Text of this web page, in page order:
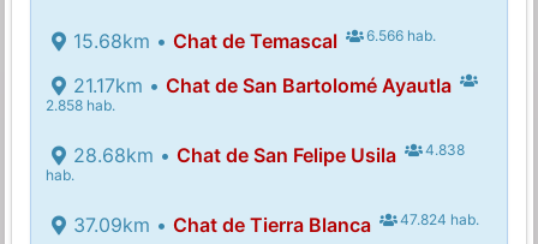
15.68km • Chat de Temascal 6.566 hab.
21.17km • Chat de San Bartolomé Ayautla
2.858 hab.
28.68km • Chat de San Felipe Usila
4.838
hab.
37.09km • Chat de Tierra Blanca 47.824 hab.